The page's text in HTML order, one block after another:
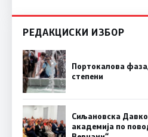
РЕДАКЦИСКИ ИЗБОР
Портокалова
степени
Сиљановска
академија по